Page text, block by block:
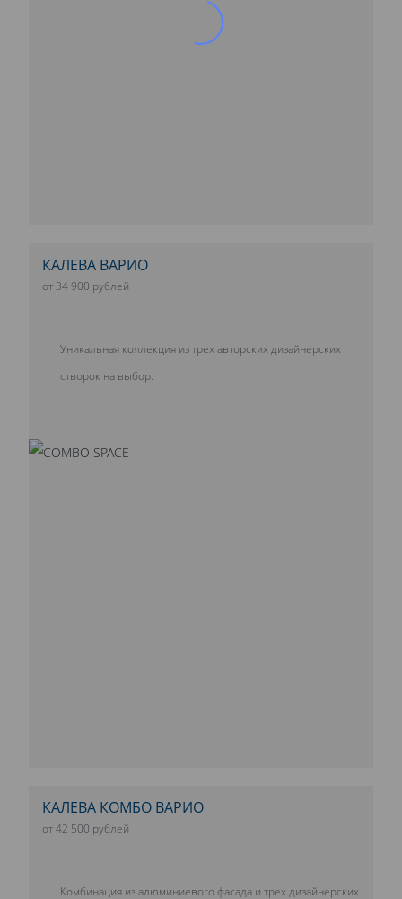
КАЛЕВА ВАРИО
от 34 900 рублей
Уникальная коллекция из трех авторских дизайнерских
створок на выбор.
КАЛЕВА КОМБО ВАРИО
от 42 500 рублей
Комбинация из алюминиевого фасада и трех дизайнерских